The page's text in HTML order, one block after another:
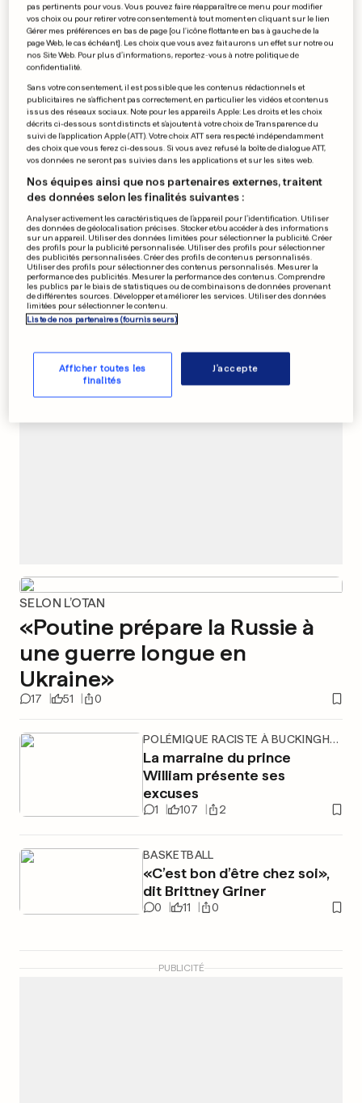
QATAR 2022
A quoi sert ce match pour la
troisième place?
6 38 1
MONDIAL 2022
Le prix démentiel de certains
billets pour la finale
33
SEXE
Et les recherches les plus
populaires sur Pornhub
sont…
6
PUBLICITÉ
SELON L’OTAN
«Poutine prépare la Russie à
une guerre longue en
Ukraine»
17 51 0
POLÉMIQUE RACISTE À BUCKINGHAM
La marraine du prince
William présente ses
excuses
1 107 2
BASKETBALL
«C’est bon d’être chez soi»,
dit Brittney Griner
0 11 0
PUBLICITÉ
pas pertinents pour vous. Vous pouvez faire réapparaître ce menu pour modifier
vos choix ou pour retirer votre consentement à tout moment en cliquant sur le lien
Gérer mes préférences en bas de page [ou l'icône flottante en bas à gauche de la
page Web, le cas échéant]. Les choix que vous avez fait aurons un effet sur notre ou
nos Site Web. Pour plus d’informations, reportez-vous à notre politique de
confidentialité.
Sans votre consentement, il est possible que les contenus rédactionnels et
publicitaires ne s'affichent pas correctement, en particulier les vidéos et contenus
issus des réseaux sociaux. Note pour les appareils Apple: Les droits et les choix
décrits ci-dessous sont distincts et s'ajoutent à votre choix de Transparence du
suivi de l'application Apple (ATT). Votre choix ATT sera respecté indépendamment
des choix que vous ferez ci-dessous. Si vous avez refusé la boîte de dialogue ATT,
vos données ne seront pas suivies dans les applications et sur les sites web.
Nos équipes ainsi que nos partenaires externes, traitent
des données selon les finalités suivantes :
Analyser activement les caractéristiques de l’appareil pour l’identification. Utiliser
des données de géolocalisation précises. Stocker et/ou accéder à des informations
sur un appareil. Utiliser des données limitées pour sélectionner la publicité. Créer
des profils pour la publicité personnalisée. Utiliser des profils pour sélectionner
des publicités personnalisées. Créer des profils de contenus personnalisés.
Utiliser des profils pour sélectionner des contenus personnalisés. Mesurer la
performance des publicités. Mesurer la performance des contenus. Comprendre
les publics par le biais de statistiques ou de combinaisons de données provenant
de différentes sources. Développer et améliorer les services. Utiliser des données
limitées pour sélectionner le contenu.
Liste de nos partenaires (fournisseurs)
Afficher toutes les
finalités
J'accepte